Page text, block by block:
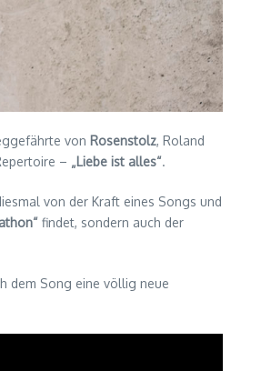
von Rosenstolz, Roland
– „Liebe ist alles“.
von der Kraft eines Songs und
findet, sondern auch der
dem Song eine völlig neue